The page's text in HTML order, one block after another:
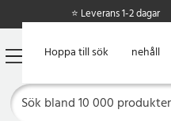
Hoppa till huvudinnehåll
Hoppa till sök
⭐ Leverans 1-2 dagar